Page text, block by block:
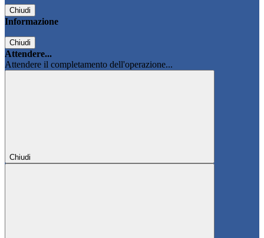
Chiudi
Informazione
Chiudi
Attendere...
Attendere il completamento dell'operazione...
Chiudi